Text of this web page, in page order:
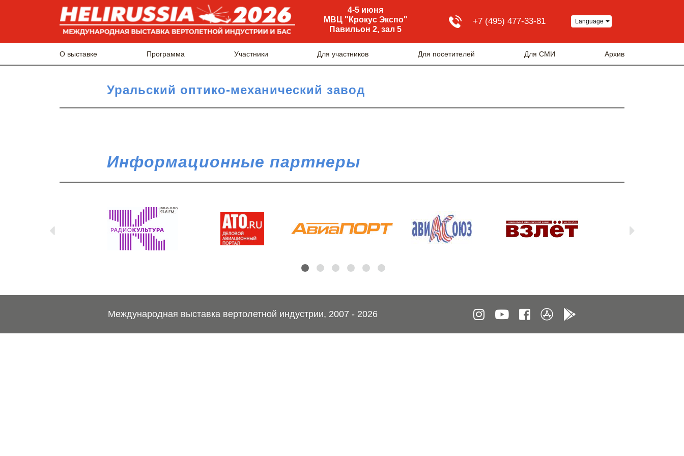
4-5 июня
МВЦ "Крокус Экспо"
Павильон 2, зал 5
+7 (495) 477-33-81 Language
О выставке Программа Участники Для участников Для посетителей Для СМИ Архив
Уральский оптико-механический завод
Информационные партнеры
Международная выставка вертолетной индустрии, 2007 - 2026